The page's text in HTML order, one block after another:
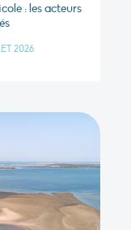
: les acteurs
2026